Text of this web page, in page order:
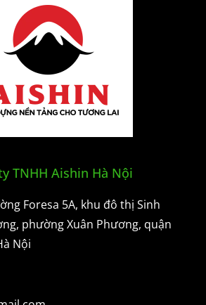
TNHH Aishin Hà Nội
Foresa 5A, khu đô thị Sinh
phường Xuân Phương, quận
Nội